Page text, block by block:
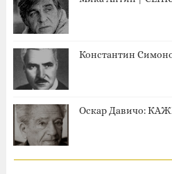
Константин
Оскар Давичо‎: